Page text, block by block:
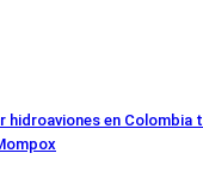
hidroaviones en Colombia